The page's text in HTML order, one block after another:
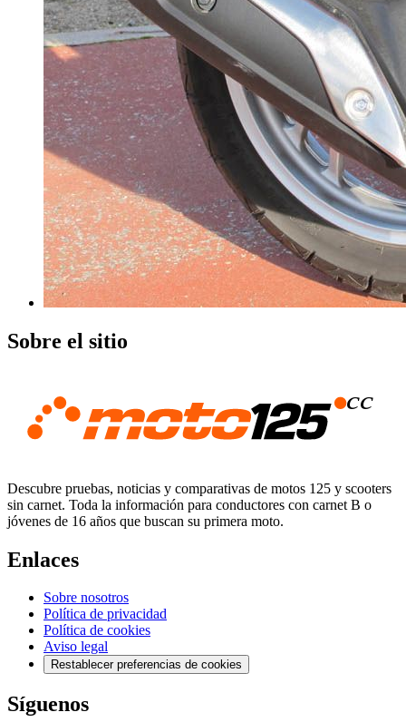
Sobre el sitio
Descubre pruebas, noticias y comparativas de motos 125 y scooters
sin carnet. Toda la información para conductores con carnet B o
jóvenes de 16 años que buscan su primera moto.
Enlaces
Sobre nosotros
Política de privacidad
Política de cookies
Aviso legal
Restablecer preferencias de cookies
Síguenos